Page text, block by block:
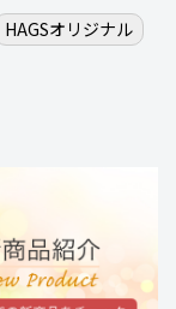
HAGSオリジナル